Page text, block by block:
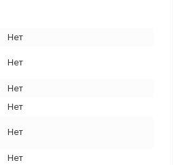
Нет
Нет
Нет
Нет
Нет
Нет